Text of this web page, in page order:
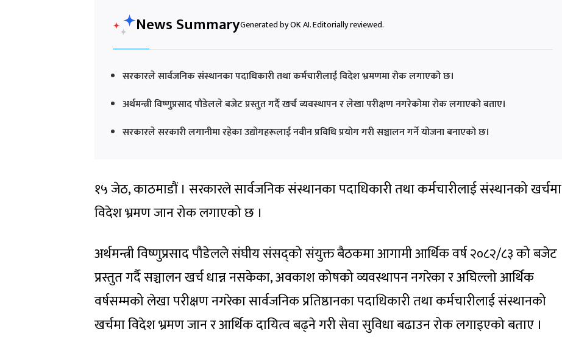
News SummaryGenerated by OK AI. Editorially reviewed.
सरकारले सार्वजनिक संस्थानका पदाधिकारी तथा कर्मचारीलाई विदेश भ्रमणमा रोक लगाएको छ।
अर्थमन्त्री विष्णुप्रसाद पौडेलले बजेट प्रस्तुत गर्दै खर्च व्यवस्थापन र लेखा परीक्षण नगरेकोमा रोक लगाएको बताए।
सरकारले सरकारी लगानीमा रहेका उद्योगहरूलाई नवीन प्रविधि प्रयोग गरी सञ्चालन गर्ने योजना बनाएको छ।
१५ जेठ, काठमाडौं । सरकारले सार्वजनिक संस्थानका पदाधिकारी तथा कर्मचारीलाई संस्थानको खर्चमा
विदेश भ्रमण जान रोक लगाएको छ ।
अर्थमन्त्री विष्णुप्रसाद पौडेलले संघीय संसद्को संयुक्त बैठकमा आगामी आर्थिक वर्ष २०८२/८३ को बजेट
प्रस्तुत गर्दै सञ्चालन खर्च धान्न नसकेका, अवकाश कोषको व्यवस्थापन नगरेका र अघिल्लो आर्थिक
वर्षसम्मको लेखा परीक्षण नगरेका सार्वजनिक प्रतिष्ठानका पदाधिकारी तथा कर्मचारीलाई संस्थानको
खर्चमा विदेश भ्रमण जान र आर्थिक दायित्व बढ्ने गरी सेवा सुविधा बढाउन रोक लगाइएको बताए ।